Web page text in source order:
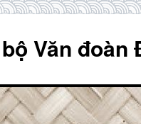
Văn đoàn